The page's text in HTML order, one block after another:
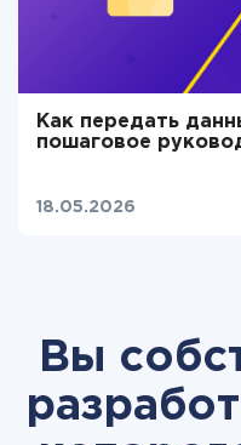
Как передать
пошаговое
18.05.2026
Вы